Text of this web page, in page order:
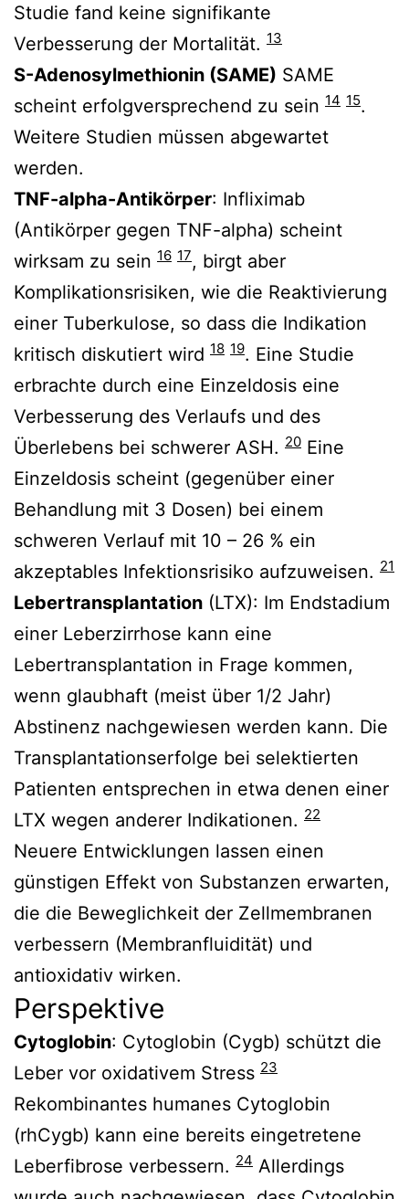
Studie fand keine signifikante
Verbesserung der Mortalität. 13
S-Adenosylmethionin (SAME) SAME
scheint erfolgversprechend zu sein 14 15.
Weitere Studien müssen abgewartet
werden.
TNF-alpha-Antikörper: Infliximab
(Antikörper gegen TNF-alpha) scheint
wirksam zu sein 16 17, birgt aber
Komplikationsrisiken, wie die Reaktivierung
einer Tuberkulose, so dass die Indikation
kritisch diskutiert wird 18 19. Eine Studie
erbrachte durch eine Einzeldosis eine
Verbesserung des Verlaufs und des
Überlebens bei schwerer ASH. 20 Eine
Einzeldosis scheint (gegenüber einer
Behandlung mit 3 Dosen) bei einem
schweren Verlauf mit 10 – 26 % ein
akzeptables Infektionsrisiko aufzuweisen. 21
Lebertransplantation (LTX): Im Endstadium
einer Leberzirrhose kann eine
Lebertransplantation in Frage kommen,
wenn glaubhaft (meist über 1/2 Jahr)
Abstinenz nachgewiesen werden kann. Die
Transplantationserfolge bei selektierten
Patienten entsprechen in etwa denen einer
LTX wegen anderer Indikationen. 22
Neuere Entwicklungen lassen einen
günstigen Effekt von Substanzen erwarten,
die die Beweglichkeit der Zellmembranen
verbessern (Membranfluidität) und
antioxidativ wirken.
Perspektive
Cytoglobin: Cytoglobin (Cygb) schützt die
Leber vor oxidativem Stress 23
Rekombinantes humanes Cytoglobin
(rhCygb) kann eine bereits eingetretene
Leberfibrose verbessern. 24 Allerdings